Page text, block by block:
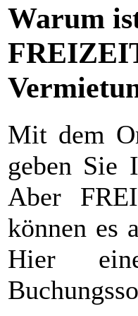
Warum
Mit dem
geben Sie
Aber
können es
Hier